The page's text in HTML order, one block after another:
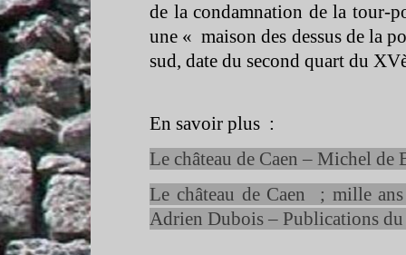
de la condamnation de la tour-
une « maison des dessus de la
sud, date du second quart du
En savoir plus :
Le château de Caen – Michel
Le château de Caen ; mille
Adrien Dubois – Publications